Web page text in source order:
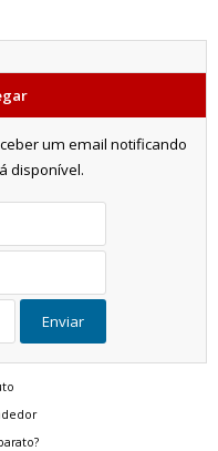
um email notificando
disponível.
Enviar